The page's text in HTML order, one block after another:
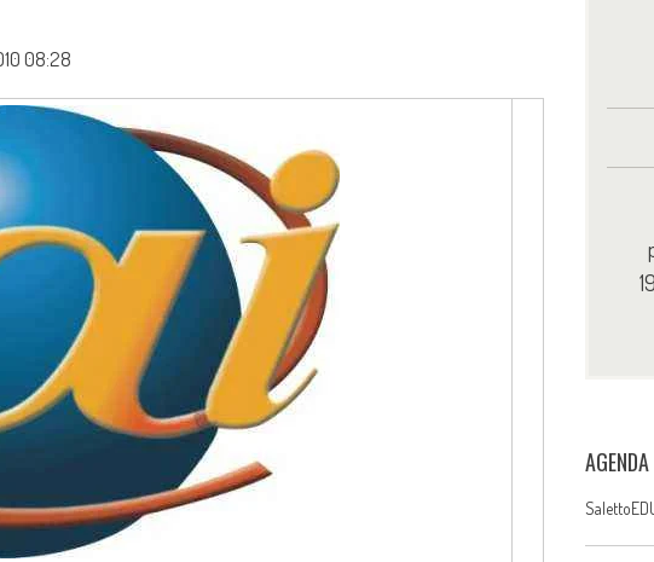
08:28
AGENDA